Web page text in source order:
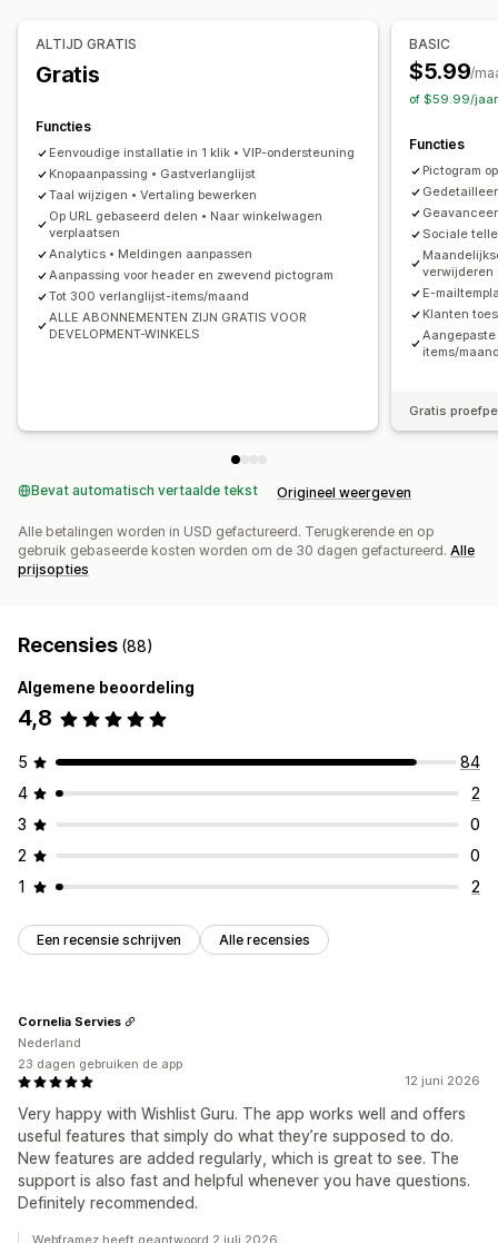
Dashboard Meerdere lijsten
Importeren en exporteren
Aan winkelwagen toevoegen
Aangepaste branding
Aangepaste pictogrammen
Meerdere talen
E-mailtemplates Verkoopmeldingen
Prijsmeldingen
Voorraadmeldingen
Meldingsknop
Pop-ups
Analytics en rapportage
Vraag van klanten Prestatierapporten
Verkoopvoorspelling Voorraadtracking
ALTIJD GRATIS
Gratis
Functies
Eenvoudige installatie in 1 klik • VIP-ondersteuning
Knopaanpassing • Gastverlanglijst
Taal wijzigen • Vertaling bewerken
Op URL gebaseerd delen • Naar winkelwagen
verplaatsen
Analytics • Meldingen aanpassen
Aanpassing voor header en zwevend pictogram
Tot 300 verlanglijst-items/maand
ALLE ABONNEMENTEN ZIJN GRATIS VOOR
DEVELOPMENT-WINKELS
BASIC
$5.99/
of $59.99/jaar
Functies
Pictogram
Sociale
verwijderen
E-
Klanten
items/
Gratis
Bevat automatisch vertaalde tekst Origineel weergeven
Alle betalingen worden in USD gefactureerd. Terugkerende en op
gebruik gebaseerde kosten worden om de 30 dagen gefactureerd. Alle
prijsopties
Recensies (88)
Algemene beoordeling
4,8
5
84
4
2
3
0
2
0
1
2
Een recensie schrijven Alle recensies
12 juni 2026
Very happy with Wishlist Guru. The app works well and offers
useful features that simply do what they’re supposed to do.
New features are added regularly, which is great to see. The
support is also fast and helpful whenever you have questions.
Definitely recommended.
Cornelia Servies
Nederland
23 dagen gebruiken de app